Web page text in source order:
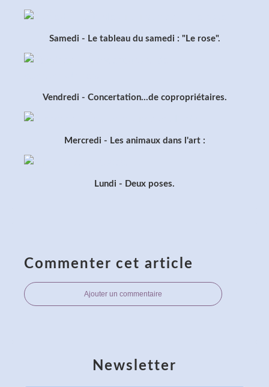
Samedi - Le tableau du samedi : "Le rose".
Vendredi - Concertation...de copropriétaires.
Mercredi - Les animaux dans l'art :
Lundi - Deux poses.
Commenter cet article
Ajouter un commentaire
Newsletter